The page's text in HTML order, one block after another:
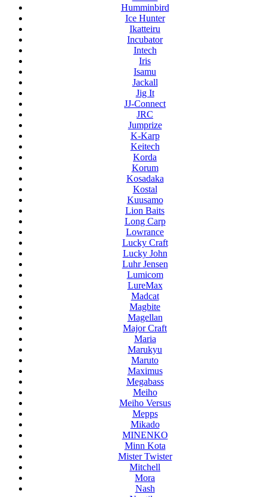
Humminbird
Ice Hunter
Ikatteiru
Incubator
Intech
Iris
Isamu
Jackall
Jig It
JJ-Connect
JRC
Jumprize
K-Karp
Keitech
Korda
Korum
Kosadaka
Kostal
Kuusamo
Lion Baits
Long Carp
Lowrance
Lucky Craft
Lucky John
Luhr Jensen
Lumicom
LureMax
Madcat
Magbite
Magellan
Major Craft
Maria
Marukyu
Maruto
Maximus
Megabass
Meiho
Meiho Versus
Mepps
Mikado
MINENKO
Minn Kota
Mister Twister
Mitchell
Mora
Nash